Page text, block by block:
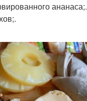
ананаса;.